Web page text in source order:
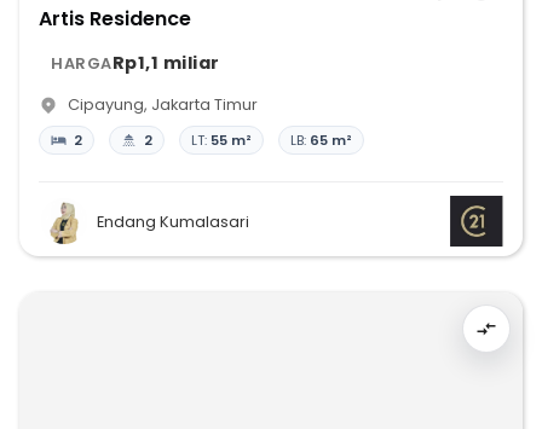
Artis Residence
HARGARp1,1 miliar
Cipayung, Jakarta Timur
2 2 LT: 55 m² LB: 65 m²
Endang Kumalasari